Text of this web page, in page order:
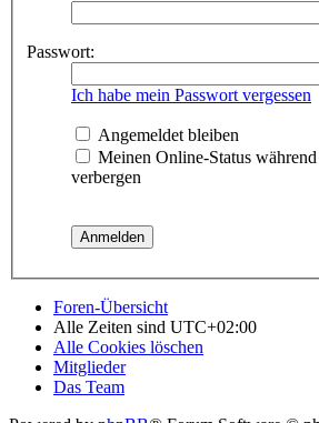
Passwort:
Ich habe mein Passwort vergessen
Angemeldet bleiben
Meinen Online-Status
verbergen
Foren-Übersicht
Alle Zeiten sind UTC+02:00
Alle Cookies löschen
Mitglieder
Das Team